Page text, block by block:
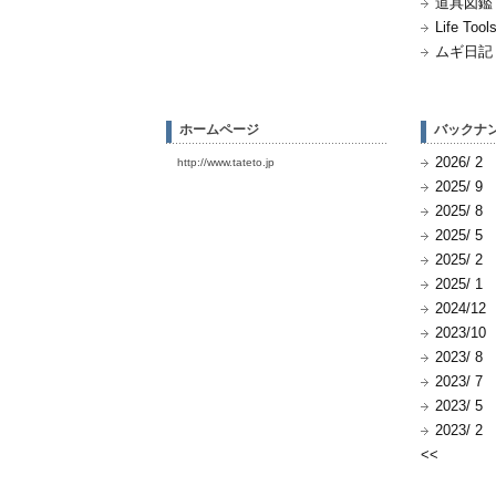
Life
ムギ日記
ホームページ
http://www.tateto.jp
バックナ
2026/ 2
2025/ 9
2025/ 8
2025/ 5
2025/ 2
2025/ 1
2024/12
2023/10
2023/ 8
2023/ 7
2023/ 5
2023/ 2
<<